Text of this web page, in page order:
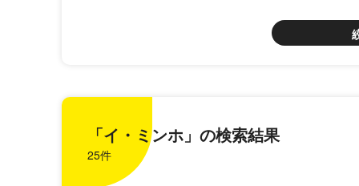
「イ・ミンホ」の検索結果
25件